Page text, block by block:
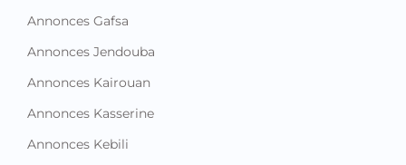
Annonces Gafsa
Annonces Jendouba
Annonces Kairouan
Annonces Kasserine
Annonces Kebili